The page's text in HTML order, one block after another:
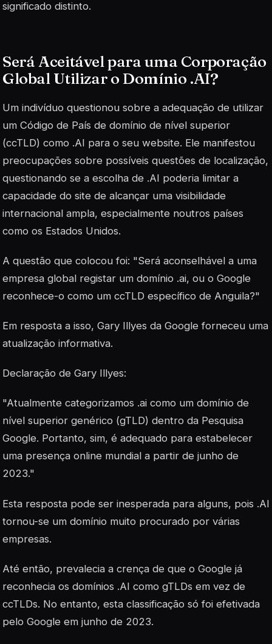
significado distinto.
Será Aceitável para uma Corporação
Global Utilizar o Domínio .AI?
Um indivíduo questionou sobre a adequação de utilizar
um Código de País de domínio de nível superior
(ccTLD) como .AI para o seu website. Ele manifestou
preocupações sobre possíveis questões de localização,
questionando se a escolha de .AI poderia limitar a
capacidade do site de alcançar uma visibilidade
internacional ampla, especialmente noutros países
como os Estados Unidos.
A questão que colocou foi: "Será aconselhável a uma
empresa global registar um domínio .ai, ou o Google
reconhece-o como um ccTLD específico de Anguila?"
Em resposta a isso, Gary Illyes da Google forneceu uma
atualização informativa.
Declaração de Gary Illyes:
"Atualmente categorizamos .ai como um domínio de
nível superior genérico (gTLD) dentro da Pesquisa
Google. Portanto, sim, é adequado para estabelecer
uma presença online mundial a partir de junho de
2023."
Esta resposta pode ser inesperada para alguns, pois .AI
tornou-se um domínio muito procurado por várias
empresas.
Até então, prevalecia a crença de que o Google já
reconhecia os domínios .AI como gTLDs em vez de
ccTLDs. No entanto, esta classificação só foi efetivada
pelo Google em junho de 2023.